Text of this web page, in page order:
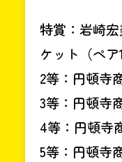
特賞：岩崎
ケット（ペア
2等：円頓寺
3等：円頓寺
4等：円頓寺
5等：円頓寺